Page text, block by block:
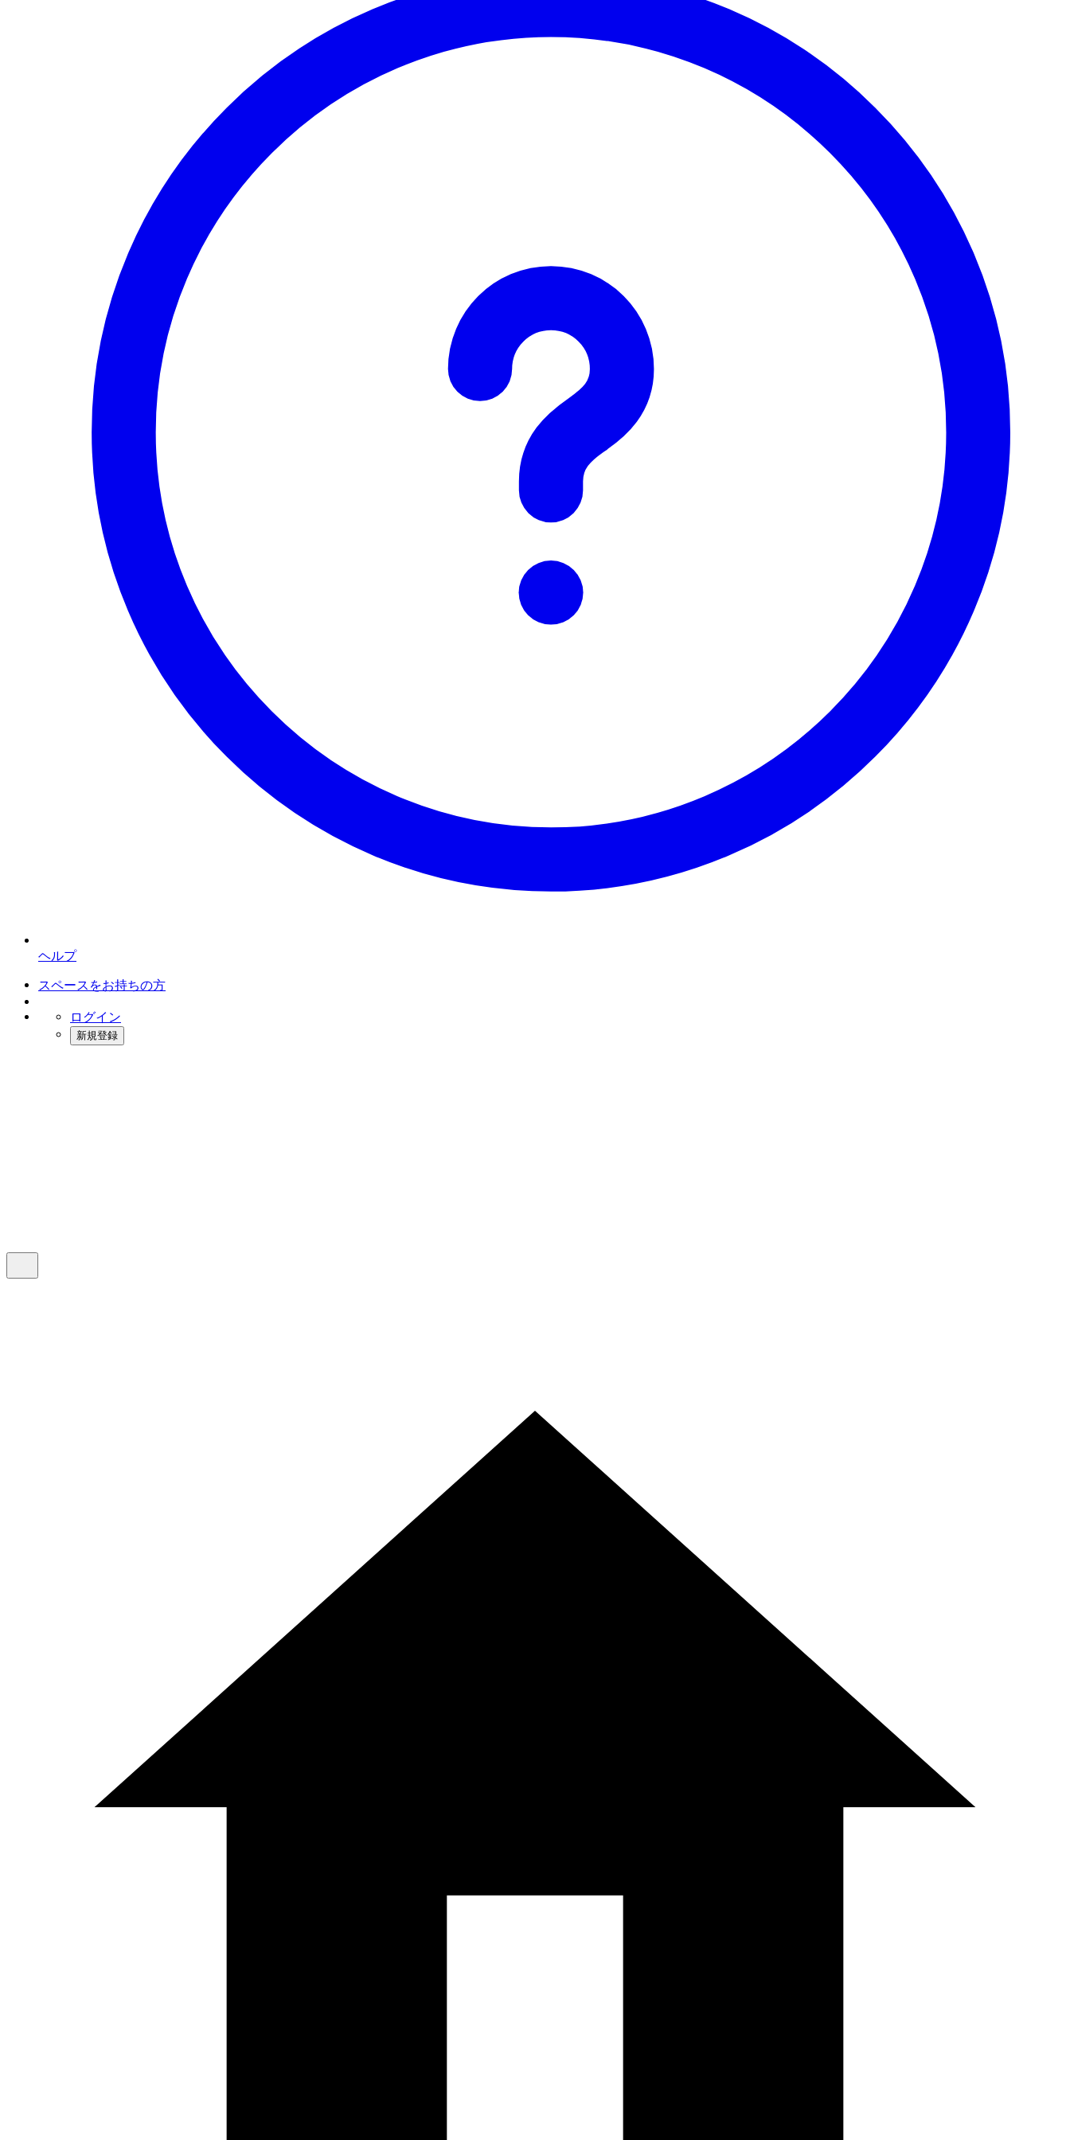
ヘルプ
スペースをお持ちの方
ログイン
新規登録